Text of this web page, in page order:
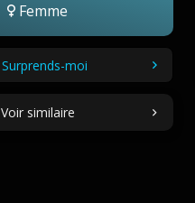
Femme
Surprends-moi
Voir similaire